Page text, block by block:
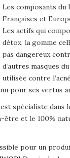
Les composants du
Françaises et
Les actifs qui
détox, la gomme
pas dangereux
d’autres masques
utilisée contre
pour ses vertus
spécialiste dans
être et le 100%
pour un